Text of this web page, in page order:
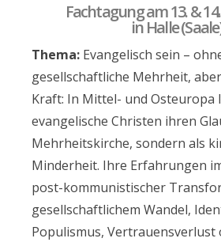
Fachtagung am 13. &
in Halle
Thema: Evangelisch sein –
gesellschaftliche Mehrheit,
Kraft: In Mittel- und Osteuropa
evangelische Christen ihren
Mehrheitskirche, sondern als
Minderheit. Ihre Erfahrungen
post-kommunistischer
gesellschaftlichem Wandel,
Populismus, Vertrauensverlust